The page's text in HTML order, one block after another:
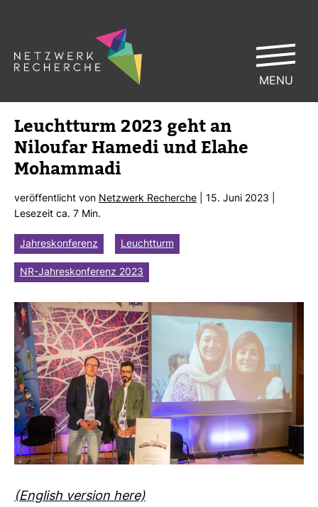
Leucht­turm 2023 geht an
Niloufar Hamedi und Elahe
Moham­madi
ver­öf­fent­licht von Netz­werk Recherche | 15. Juni 2023 |
Lese­zeit ca. 7 Min.
Jahreskonferenz Leuchtturm
NR-Jahreskonferenz 2023
(Eng­lish ver­sion here)
MENU